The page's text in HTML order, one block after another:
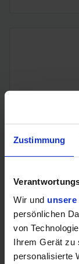
Zustimmung
Wir und unsere
persönlichen
von
Ihrem Gerät zu
personalisierte
Glorious
prelubed,